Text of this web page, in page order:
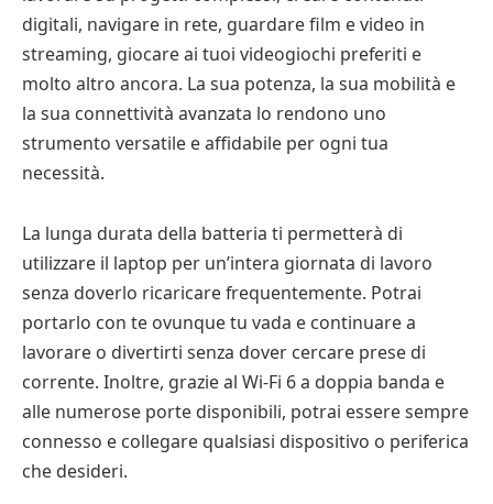
digitali, navigare in rete, guardare film e video in
streaming, giocare ai tuoi videogiochi preferiti e
molto altro ancora. La sua potenza, la sua mobilità e
la sua connettività avanzata lo rendono uno
strumento versatile e affidabile per ogni tua
necessità.
La lunga durata della batteria ti permetterà di
utilizzare il laptop per un’intera giornata di lavoro
senza doverlo ricaricare frequentemente. Potrai
portarlo con te ovunque tu vada e continuare a
lavorare o divertirti senza dover cercare prese di
corrente. Inoltre, grazie al Wi-Fi 6 a doppia banda e
alle numerose porte disponibili, potrai essere sempre
connesso e collegare qualsiasi dispositivo o periferica
che desideri.